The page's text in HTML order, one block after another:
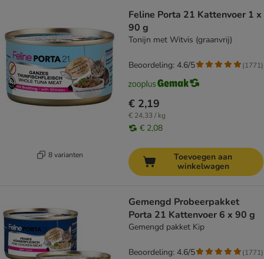
8 varianten
Feline Porta 21 Kattenvoer 1 x
90 g
Tonijn met Witvis (graanvrij)
€ 2,19
€ 24,33 / kg
€ 2,08
Beoordeling: 4.6/5 (1771)
Toevoegen aan
winkelwagen
Gemengd Probeerpakket
Porta 21 Kattenvoer 6 x 90 g
Gemengd pakket Kip
Beoordeling: 4.6/5 (1771)